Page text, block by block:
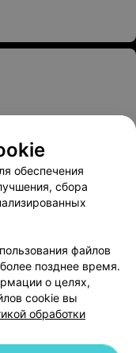
Лечение
Цена по запросу
обеспечения
сбора
файлов
позднее время.
о целях,
cookie вы
обработки